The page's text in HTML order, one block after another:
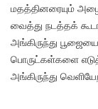
மதத்தினரையும்
வைத்து நடத்தக்
அங்கிருந்து பூஜையை
பொருட்கள்களை
அங்கிருந்து